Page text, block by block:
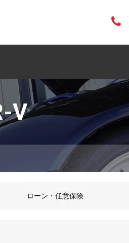
V
ローン・任意保険